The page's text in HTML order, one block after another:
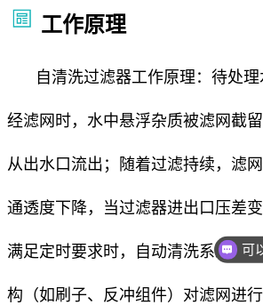
工作原理
自清洗过滤器工作原理：待处
经滤网时，水中悬浮杂质被滤网截
从出水口流出；随着过滤持续，滤
通透度下降，当过滤器进出口压差
满足定时要求时，自动清洗系统启
构（如刷子、反冲组件）对滤网进行